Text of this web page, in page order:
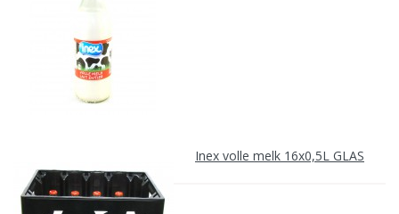
Inex volle melk 16x0,5L GLAS